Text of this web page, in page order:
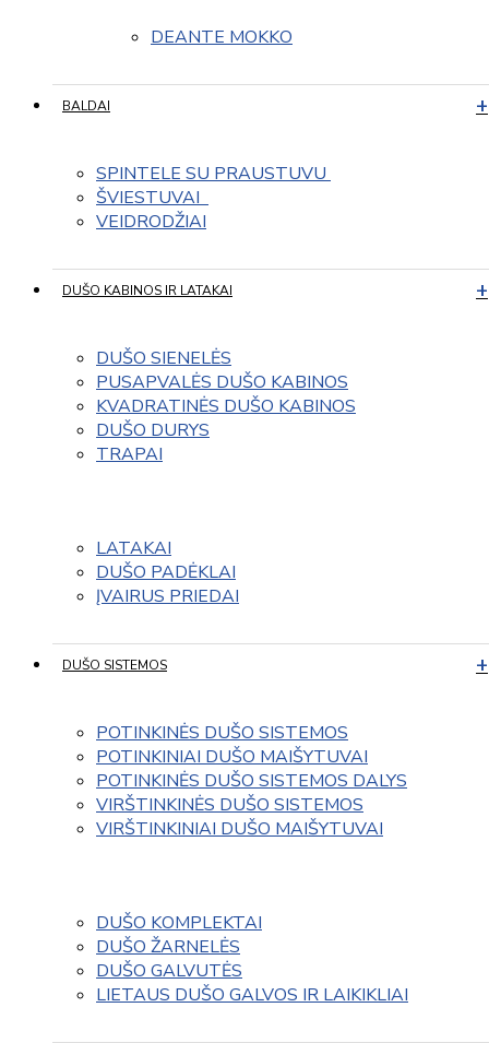
DEANTE MOKKO
BALDAI
SPINTELE SU PRAUSTUVU
ŠVIESTUVAI
VEIDRODŽIAI
DUŠO KABINOS IR LATAKAI
DUŠO SIENELĖS
PUSAPVALĖS DUŠO KABINOS
KVADRATINĖS DUŠO KABINOS
DUŠO DURYS
TRAPAI
LATAKAI
DUŠO PADĖKLAI
ĮVAIRUS PRIEDAI
DUŠO SISTEMOS
POTINKINĖS DUŠO SISTEMOS
POTINKINIAI DUŠO MAIŠYTUVAI
POTINKINĖS DUŠO SISTEMOS DALYS
VIRŠTINKINĖS DUŠO SISTEMOS
VIRŠTINKINIAI DUŠO MAIŠYTUVAI
DUŠO KOMPLEKTAI
DUŠO ŽARNELĖS
DUŠO GALVUTĖS
LIETAUS DUŠO GALVOS IR LAIKIKLIAI